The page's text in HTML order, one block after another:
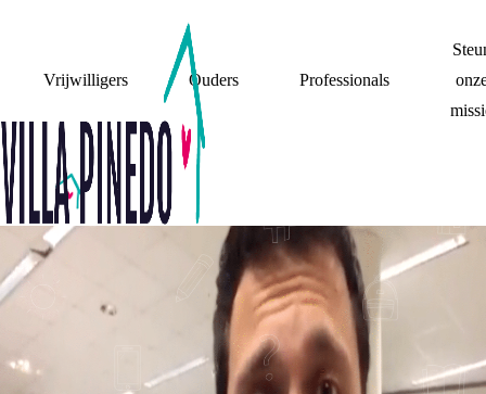
Vrijwilligers Ouders Professionals
WAT BETEKENT